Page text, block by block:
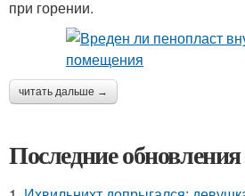
при горении.
читать дальше →
Последние обновления